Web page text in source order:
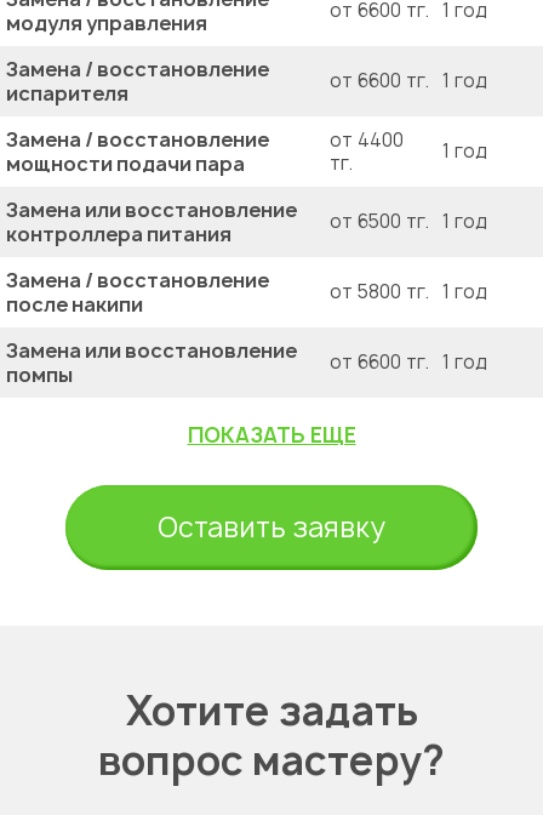
модуля управления
от 6600 тг. 1 год
Замена / восстановление
испарителя
от 6600 тг. 1 год
Замена / восстановление
мощности подачи пара
от 4400
тг.
1 год
Замена или восстановление
контроллера питания
от 6500 тг. 1 год
Замена / восстановление
после накипи
от 5800 тг. 1 год
Замена или восстановление
помпы
от 6600 тг. 1 год
ПОКАЗАТЬ ЕЩЕ
Оставить заявку
Хотите задать
вопрос мастеру?